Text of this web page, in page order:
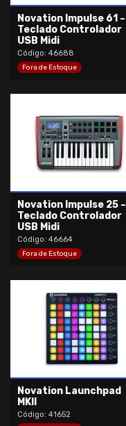
Novation Impulse 61 –
Teclado Controlador
USB Midi
Código: 46688
Fora de Estoque
Novation Impulse 25 –
Teclado Controlador
USB Midi
Código: 46664
Fora de Estoque
Novation Launchpad
MKII
Código: 41652